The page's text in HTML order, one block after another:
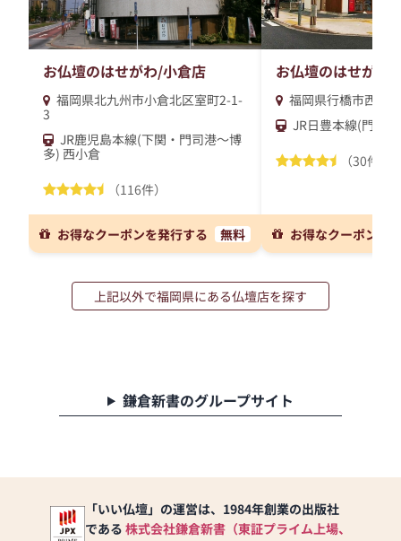
お仏壇のはせがわ/小倉店
福岡県北九州市小倉北区室町2-1-
3
JR鹿児島本線(下関・門司港～博
多) 西小倉
（116件）
お得なクーポンを発行する 無料
お仏壇のはせがわ/
福岡県行橋市西宮
JR日豊本線(門司
（30件）
お得なクーポンを
上記以外で福岡県にある仏壇店を探す
鎌倉新書のグループサイト
「いい仏壇」の運営は、1984年創業の出版社
である 株式会社鎌倉新書（東証プライム上場、